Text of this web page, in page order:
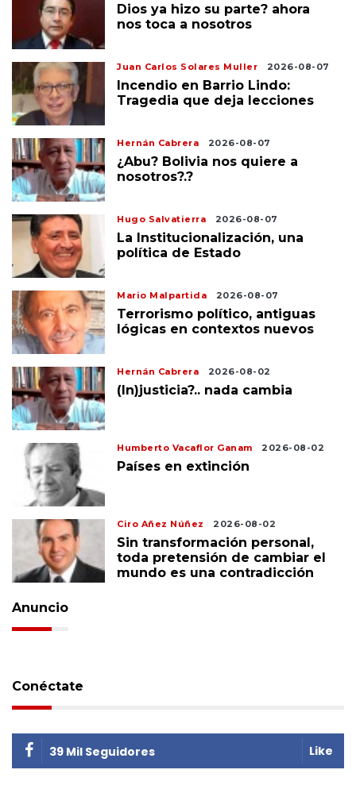
Dios ya hizo su parte? ahora
nos toca a nosotros
Juan Carlos Solares Muller 2026-08-07
Incendio en Barrio Lindo:
Tragedia que deja lecciones
Hernán Cabrera 2026-08-07
¿Abu? Bolivia nos quiere a
nosotros?.?
Hugo Salvatierra 2026-08-07
La Institucionalización, una
política de Estado
Mario Malpartida 2026-08-07
Terrorismo político, antiguas
lógicas en contextos nuevos
Hernán Cabrera 2026-08-02
(In)justicia?.. nada cambia
Humberto Vacaflor Ganam 2026-08-02
Países en extinción
Ciro Añez Núñez 2026-08-02
Sin transformación personal,
toda pretensión de cambiar el
mundo es una contradicción
Anuncio
Conéctate
39 Mil Seguidores Like